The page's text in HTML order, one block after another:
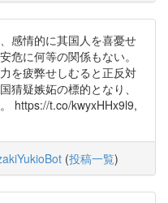
感情的に其国人を喜憂せ
危に何等の関係もない。
を疲弊せしむると正反対
猜疑嫉妬の標的となり、
https://t.co/kwyxHHx9l9,
(投稿一覧)